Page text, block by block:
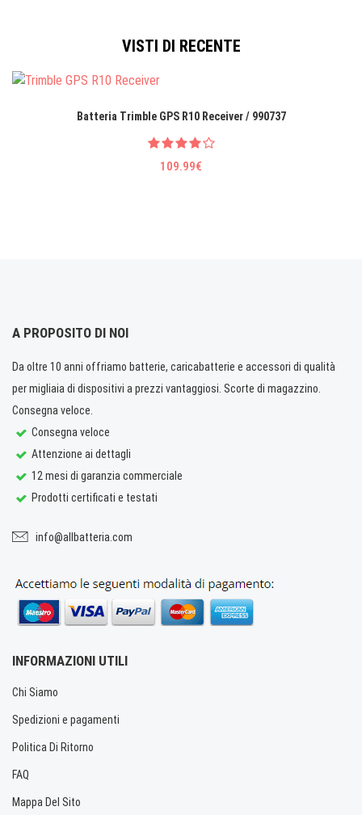
VISTI DI RECENTE
Batteria Trimble GPS R10 Receiver / 990737
109.99€
A PROPOSITO DI NOI
Da oltre 10 anni offriamo batterie, caricabatterie e accessori di qualità
per migliaia di dispositivi a prezzi vantaggiosi. Scorte di magazzino.
Consegna veloce.
Consegna veloce
Attenzione ai dettagli
12 mesi di garanzia commerciale
Prodotti certificati e testati
info@allbatteria.com
INFORMAZIONI UTILI
Chi Siamo
Spedizioni e pagamenti
Politica Di Ritorno
FAQ
Mappa Del Sito